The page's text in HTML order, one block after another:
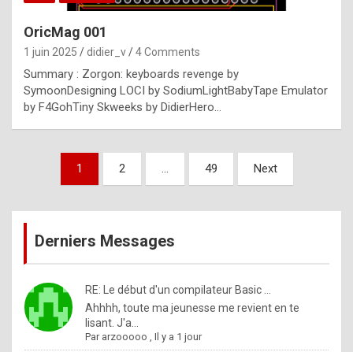
y
l
e
x
a
%
m
a
d
OricMag 001
1 juin 2025 didier_v 4 Comments
Summary : Zorgon: keyboards revenge by
SymoonDesigning LOCI by SodiumLightBabyTape Emulator
by F4GohTiny Skweeks by DidierHero…
Pagination
publications
1 2 … 49 Next
Derniers Messages
RE: Le début d'un compilateur Basic ...
Ahhhh, toute ma jeunesse me revient en te
lisant. J'a...
Par arzooooo ,Il y a 1 jour